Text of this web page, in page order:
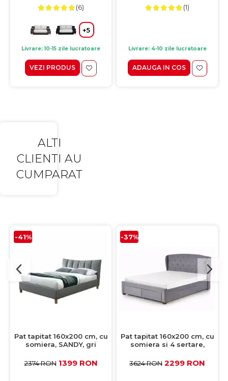
(6)
+5
Livrare: 10-15 zile lucratoare
VEZI PRODUS
(1)
Livrare: 4-10 zile lucratoare
ADAUGA IN COS
ALTI
CLIENTI AU
CUMPARAT
-41%
Pat tapitat 160x200 cm, cu
somiera, SANDY, gri
2374 RON 1399 RON
-37%
Pat tapitat 160x200 cm, cu
somiera si 4 sertare,
3624 RON 2299 RON